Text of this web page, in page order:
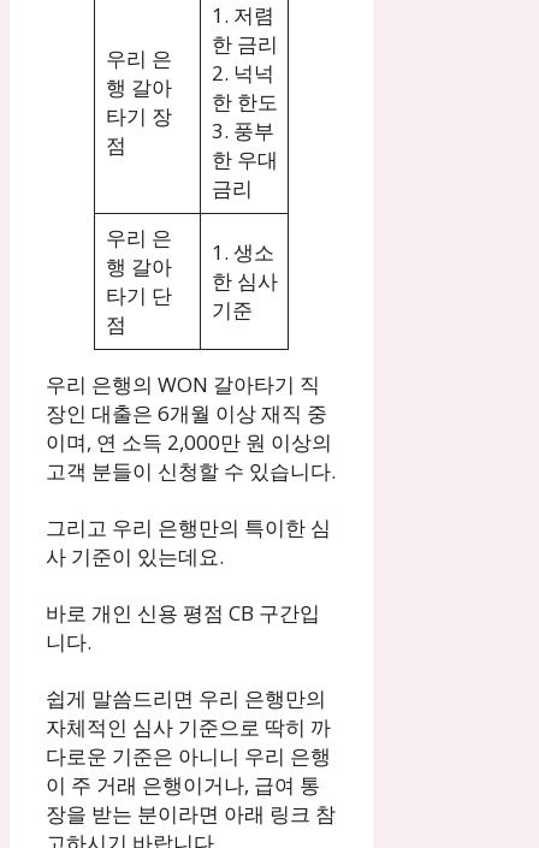
우리 은
행 갈아
타기 장
점
1. 저렴
한 금리
2. 넉넉
한 한도
3. 풍부
한 우대
금리
우리 은
행 갈아
타기 단
점
1. 생소
한 심사
기준
우리 은행의 WON 갈아타기 직
장인 대출은 6개월 이상 재직 중
이며, 연 소득 2,000만 원 이상의
고객 분들이 신청할 수 있습니다.
그리고 우리 은행만의 특이한 심
사 기준이 있는데요.
바로 개인 신용 평점 CB 구간입
니다.
쉽게 말씀드리면 우리 은행만의
자체적인 심사 기준으로 딱히 까
다로운 기준은 아니니 우리 은행
이 주 거래 은행이거나, 급여 통
장을 받는 분이라면 아래 링크 참